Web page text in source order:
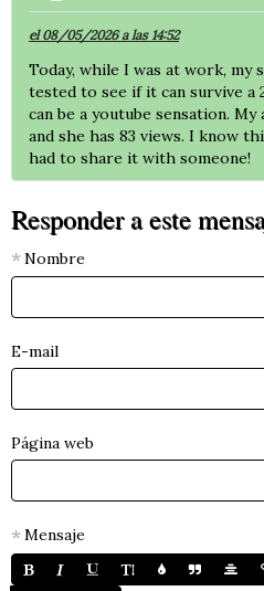
el 08/05/2026 a las 14:52
Today, while I was at work, my
tested to see if it can survive a
can be a youtube sensation.
and she has 83 views. I know
had to share it with someone!
Responder a este
Nombre
E-mail
Página web
Mensaje